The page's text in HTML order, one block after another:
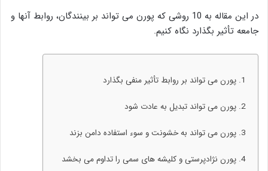
در این مقاله به 10 روشی که پورن می تواند بر بینندگان، روابط آنها و
جامعه تأثیر بگذارد نگاه کنیم.
1. پورن می تواند بر روابط تأثیر منفی بگذارد
2. پورن می تواند تبدیل به عادت شود
3. پورن می تواند به خشونت و سوء استفاده دامن بزند
4. پورن نژادپرستی و کلیشه های سمی را تداوم می بخشد